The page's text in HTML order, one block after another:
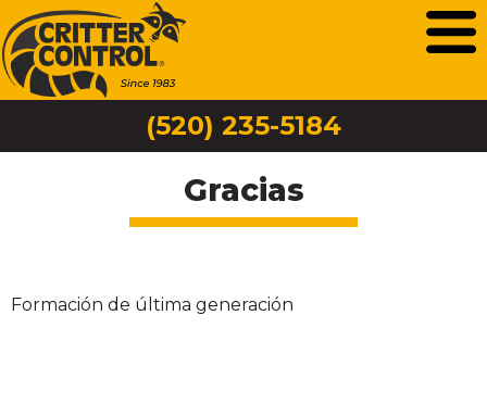
(520) 235-5184
Gracias
Formación de última generación